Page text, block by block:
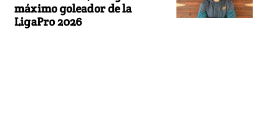
máximo goleador de la
LigaPro 2026